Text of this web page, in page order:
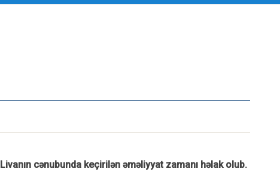
cənubunda keçirilən əməliyyat zamanı həlak olub.